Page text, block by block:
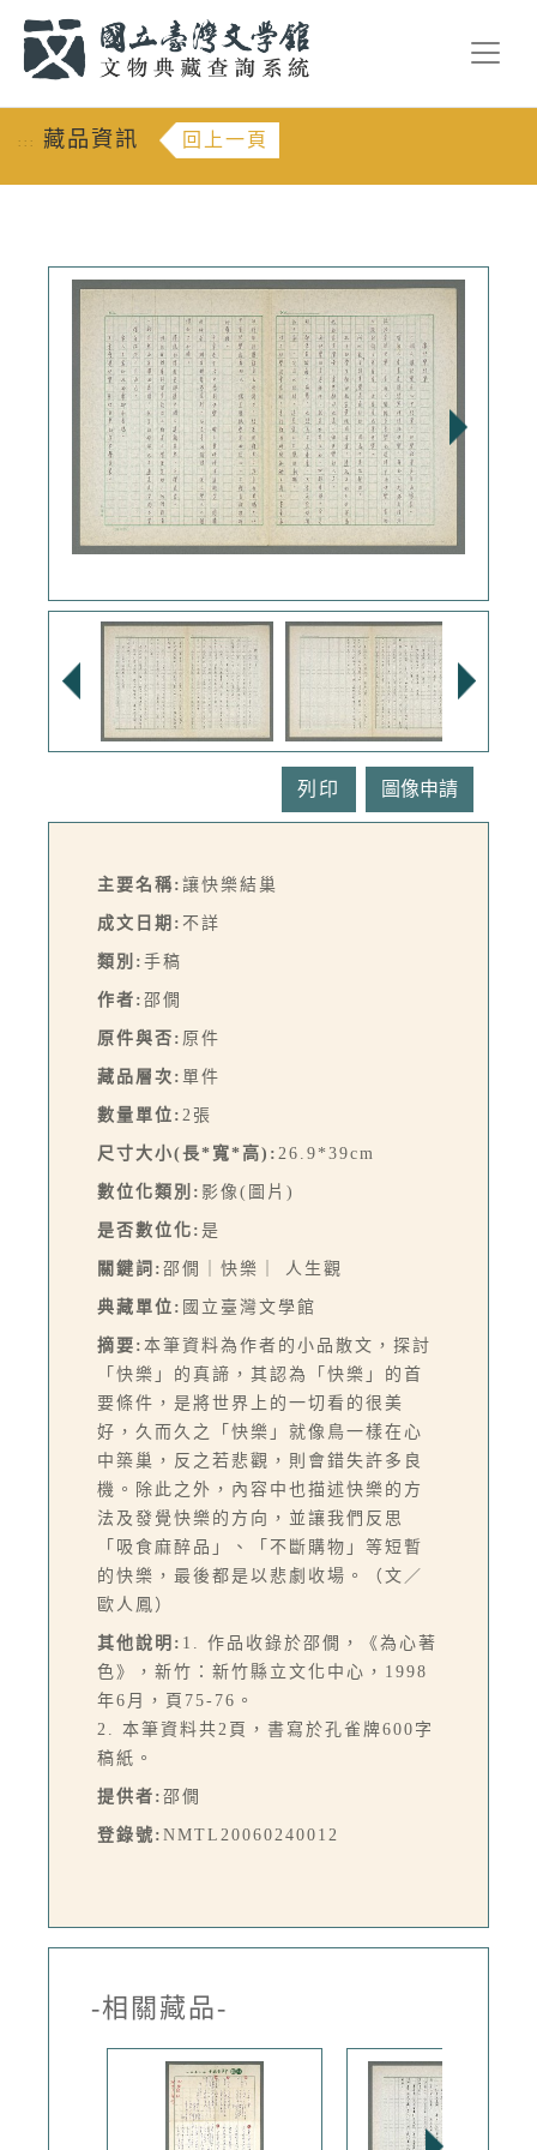
::: 藏品資訊 回上一頁
列印
主要名稱: 讓快樂結巢
成文日期: 不詳
類別: 手稿
作者: 邵僩
原件與否: 原件
藏品層次: 單件
數量單位: 2張
尺寸大小(長*寬*高): 26.9*39cm
數位化類別: 影像(圖片)
是否數位化: 是
關鍵詞: 邵僩｜快樂｜ 人生觀
典藏單位: 國立臺灣文學館
摘要: 本筆資料為作者的小品散文，探討
「快樂」的真諦，其認為「快樂」的首
要條件，是將世界上的一切看的很美
好，久而久之「快樂」就像鳥一樣在心
中築巢，反之若悲觀，則會錯失許多良
機。除此之外，內容中也描述快樂的方
法及發覺快樂的方向，並讓我們反思
「吸食麻醉品」、「不斷購物」等短暫
的快樂，最後都是以悲劇收場。（文／
歐人鳳）
其他說明: 1. 作品收錄於邵僩，《為心著
色》，新竹：新竹縣立文化中心，1998
年6月，頁75-76。
2. 本筆資料共2頁，書寫於孔雀牌600字
稿紙。
提供者: 邵僩
登錄號: NMTL20060240012
-相關藏品-